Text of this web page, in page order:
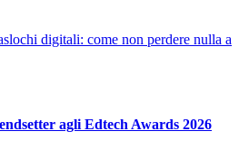
digitali: come non perdere nulla a
agli Edtech Awards 2026